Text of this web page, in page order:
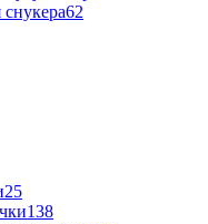
снукера62
25
138